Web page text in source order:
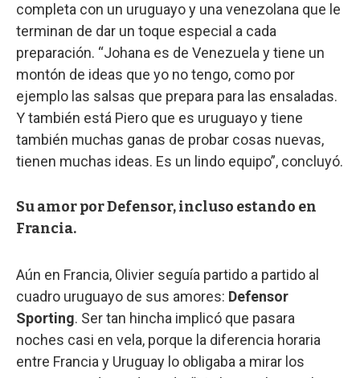
completa con un uruguayo y una venezolana que le
terminan de dar un toque especial a cada
preparación. “Johana es de Venezuela y tiene un
montón de ideas que yo no tengo, como por
ejemplo las salsas que prepara para las ensaladas.
Y también está Piero que es uruguayo y tiene
también muchas ganas de probar cosas nuevas,
tienen muchas ideas. Es un lindo equipo”, concluyó.
Su amor por Defensor, incluso estando en
Francia.
Aún en Francia, Olivier seguía partido a partido al
cuadro uruguayo de sus amores: Defensor
Sporting. Ser tan hincha implicó que pasara
noches casi en vela, porque la diferencia horaria
entre Francia y Uruguay lo obligaba a mirar los